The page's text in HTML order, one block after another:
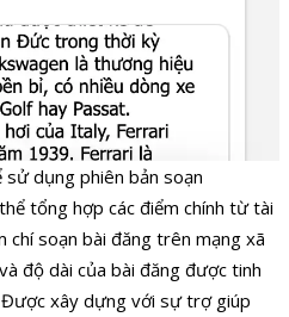
dụng phiên bản soạn
tổng hợp các điểm chính từ tài
chí soạn bài đăng trên mạng xã
độ dài của bài đăng được tinh
xây dựng với sự trợ giúp